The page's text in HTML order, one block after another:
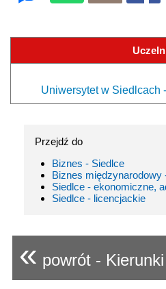
Uniwersytet w Siedlcach
Przejdź do
Biznes - Siedlce
Biznes międzynarodowy
Siedlce - ekonomiczne,
Siedlce - licencjackie
« powrót -